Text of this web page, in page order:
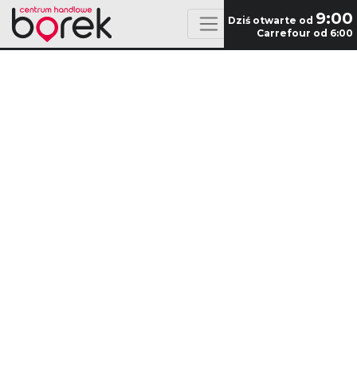
Dziś otwarte od 9:00
Carrefour od 6:00